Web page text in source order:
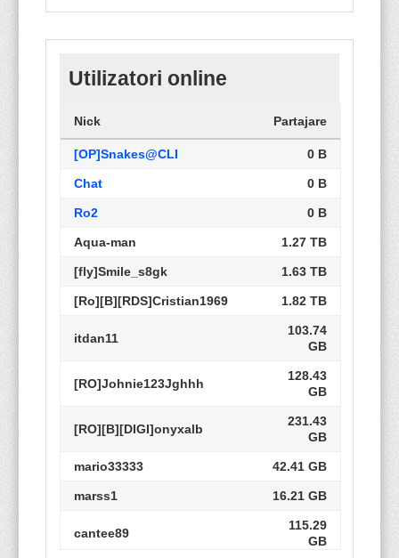
Utilizatori online
Nick Partajare
[OP]Snakes@CLI 0 B
Chat 0 B
Ro2 0 B
Aqua-man 1.27 TB
[fly]Smile_s8gk 1.63 TB
[Ro][B][RDS]Cristian1969 1.82 TB
itdan11
103.74
GB
[RO]Johnie123Jghhh
128.43
GB
[RO][B][DIGI]onyxalb
231.43
GB
mario33333 42.41 GB
marss1 16.21 GB
cantee89
115.29
GB